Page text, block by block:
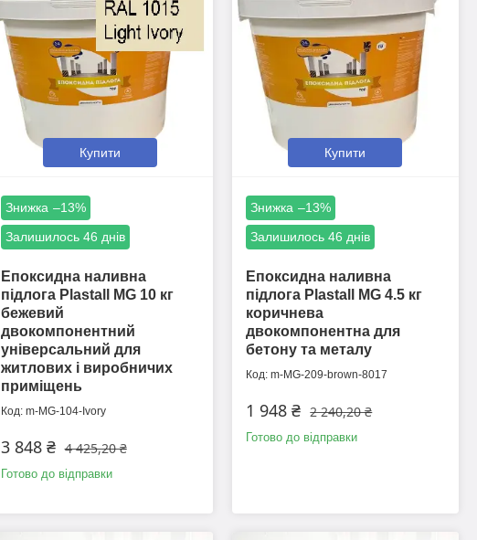
Купити
–13%
Залишилось 46 днів
Епоксидна наливна
підлога Plastall MG 10 кг
бежевий
двокомпонентний
універсальний для
житлових і виробничих
приміщень
m-MG-104-Ivory
4 425,20 ₴
3 848 ₴
Готово до відправки
Купити
–13%
Залишилось 46 днів
Епоксидна наливна
підлога Plastall MG 4.5 кг
коричнева
двокомпонентна для
бетону та металу
m-MG-209-brown-8017
2 240,20 ₴
1 948 ₴
Готово до відправки